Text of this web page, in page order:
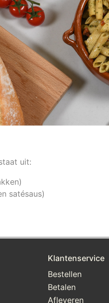
uit:
satésaus)
Klantenservice
Bestellen
Betalen
Afleveren